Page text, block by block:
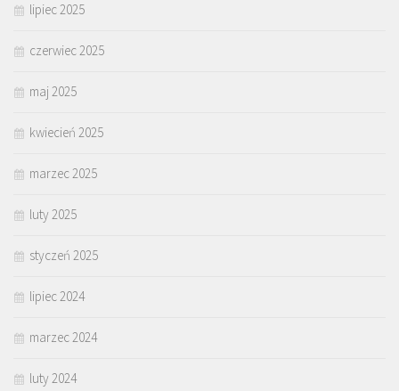
lipiec 2025
czerwiec 2025
maj 2025
kwiecień 2025
marzec 2025
luty 2025
styczeń 2025
lipiec 2024
marzec 2024
luty 2024